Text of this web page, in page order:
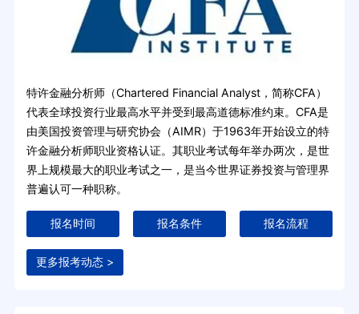
特许金融分析师（Chartered Financial Analyst，简称CFA）
代表全球投资行业最高水平并受到最高道德标准约束。CFA是
由美国投资管理与研究协会（AIMR）于1963年开始设立的特
许金融分析师职业资格认证。其职业考试每年举办两次，是世
界上规模最大的职业考试之一，是当今世界证券投资与管理界
普遍认可一种职称。
报名时间 报名条件 报名流程
更多报考动态 >